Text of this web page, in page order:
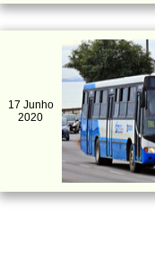
17 Junho
2020